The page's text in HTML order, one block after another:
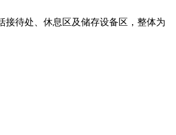
接待处、休息区及储存设备区，整体为